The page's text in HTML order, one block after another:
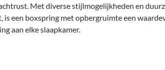
Met diverse stijlmogelijkheden en
is een boxspring met opbergruimte een
aan elke slaapkamer.